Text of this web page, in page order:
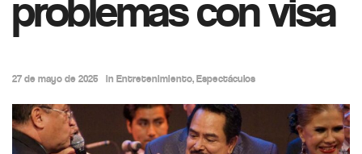
problemas con visa
27 de mayo de 2025 in Entretenimiento, Espectáculos